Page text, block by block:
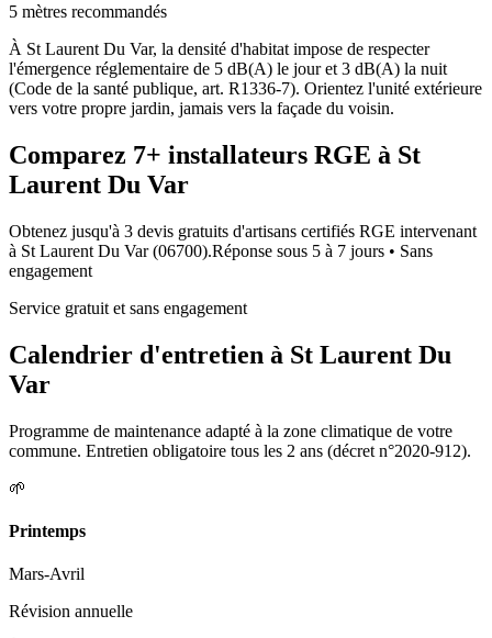
5 mètres recommandés
À St Laurent Du Var, la densité d'habitat impose de respecter
l'émergence réglementaire de 5 dB(A) le jour et 3 dB(A) la nuit
(Code de la santé publique, art. R1336-7). Orientez l'unité extérieure
vers votre propre jardin, jamais vers la façade du voisin.
Comparez 7+ installateurs RGE à St
Laurent Du Var
Obtenez jusqu'à 3 devis gratuits d'artisans certifiés RGE intervenant
à St Laurent Du Var(06700).Réponse sous 5 à 7 jours • Sans
engagement
Service gratuit et sans engagement
Calendrier d'entretien à St Laurent Du
Var
Programme de maintenance adapté à la zone climatique de votre
commune. Entretien obligatoire tous les 2 ans (décret n°2020-912).
🌱
Printemps
Mars-Avril
Révision annuelle